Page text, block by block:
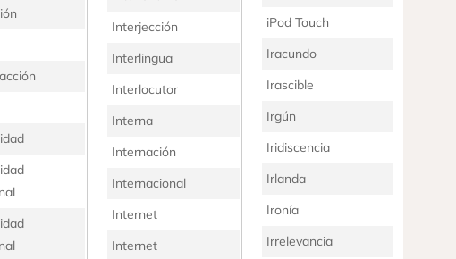
Interjección
Interlingua
Interlocutor
Interna
Internación
Internacional
Internet
Internet
iPod Touch
Iracundo
Irascible
Irgún
Iridiscencia
Irlanda
Ironía
Irrelevancia